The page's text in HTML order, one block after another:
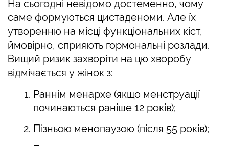
На сьогодні невідомо достеменно, чому
саме формуються цистаденоми. Але їх
утворенню на місці функціональних кіст,
ймовірно, сприяють гормональні розлади.
Вищий ризик захворіти на цю хворобу
відмічається у жінок з:
Раннім менархе (якщо менструації
починаються раніше 12 років);
Пізньою менопаузою (після 55 років);